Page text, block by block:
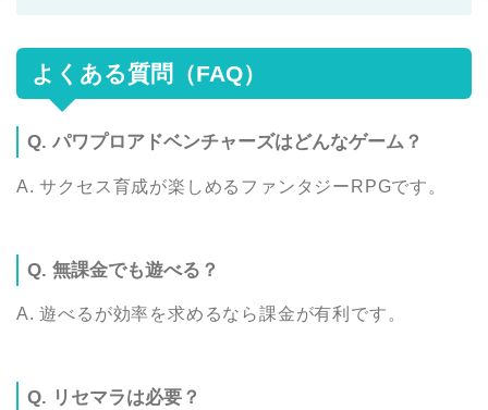
よくある質問（FAQ）
Q. パワプロアドベンチャーズはどんなゲーム？
A. サクセス育成が楽しめるファンタジーRPGです。
Q. 無課金でも遊べる？
A. 遊べるが効率を求めるなら課金が有利です。
Q. リセマラは必要？